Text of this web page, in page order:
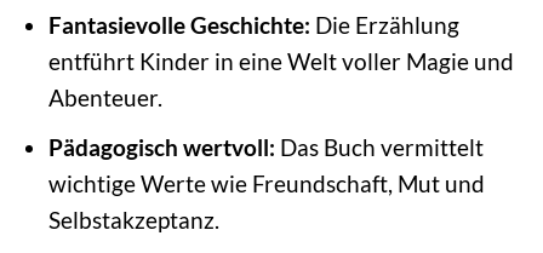
Fantasievolle Geschichte: Die Erzählung
entführt Kinder in eine Welt voller Magie und
Abenteuer.
Pädagogisch wertvoll: Das Buch vermittelt
wichtige Werte wie Freundschaft, Mut und
Selbstakzeptanz.